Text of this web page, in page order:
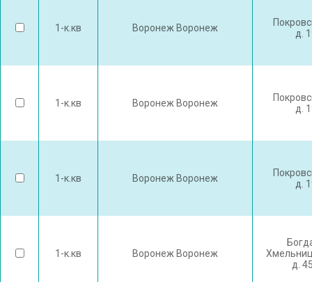
1-к.кв Воронеж Воронеж
д.
1-к.кв Воронеж Воронеж
д.
1-к.кв Воронеж Воронеж
д.
1-к.кв Воронеж Воронеж
д.